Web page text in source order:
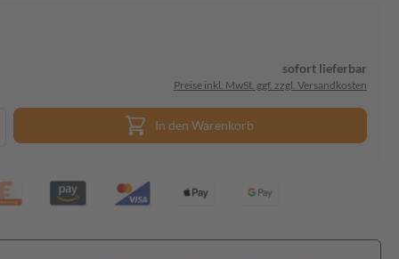
sofort lieferbar
Preise inkl. MwSt. ggf. zzgl. Versandkosten
In den Warenkorb